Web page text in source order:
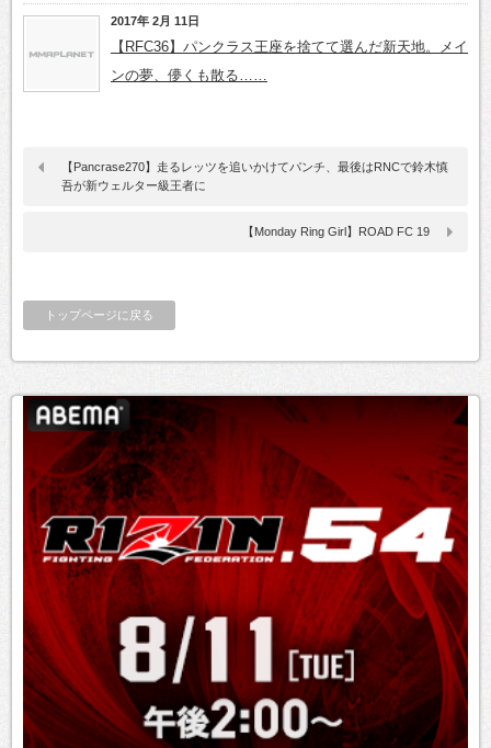
2017年 2月 11日
【RFC36】パンクラス王座を捨てて選んだ新天地。メイ
ンの夢、儚くも散る……
【Pancrase270】走るレッツを追いかけてパンチ、最後はRNCで鈴木慎
吾が新ウェルター級王者に
【Monday Ring Girl】ROAD FC 19
トップページに戻る